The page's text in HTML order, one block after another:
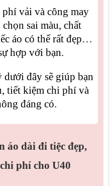
vải và công may
sai màu, chất
áo có thể rất đẹp…
hợp với bạn.
đây sẽ giúp bạn
tiết kiệm chi phí và
đáng có.
áo dài đi tiệc đẹp,
phí cho U40